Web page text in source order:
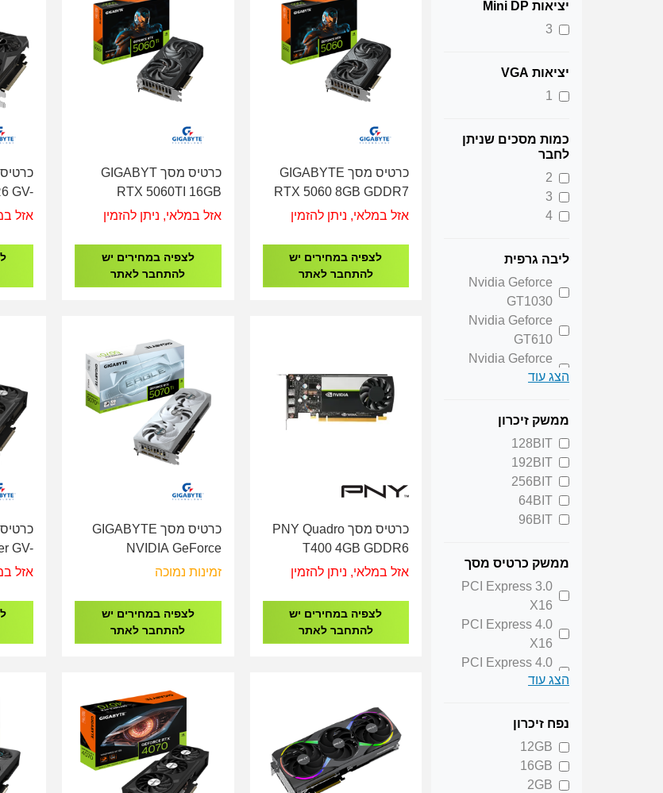
יציאות Mini DP
3
יציאות VGA
1
כמות מסכים שניתן
לחבר
2
3
4
ליבה גרפית
Nvidia Geforce
GT1030
Nvidia Geforce
GT610
Nvidia Geforce
GT730
GTX1050TI
RTX 3050
Nvidia Geforce
RTX 3060
Nvidia Geforce
RTX 3060 TI
Nvidia Geforce
RTX 3070
RTX 4060
Nvidia Geforce
RTX 4060 TI
Nvidia Geforce
הצג עוד
ממשק זיכרון
128BIT
192BIT
256BIT
64BIT
96BIT
ממשק כרטיס מסך
PCI Express 3.0
X16
PCI Express 4.0
X16
PCI Express 4.0
X8
PCI Express 5.0
X16
PCI Express 5.0
X8
הצג עוד
נפח זיכרון
12GB
16GB
2GB
כרטיס מסך GIGABYTE
RTX 5060 8GB GDDR7
GV-N5060WF2OC-8GD
אזל במלאי, ניתן להזמין
לצפיה במחירים יש
להתחבר לאתר
כרטיס מסך GIGABYT
RTX 5060TI 16GB
WindForce 2 GV-
אזל במלאי, ניתן להזמין
לצפיה במחירים יש
להתחבר לאתר
GV-
6GD
אזל
כרטיס מסך PNY Quadro
T400 4GB GDDR6
אזל במלאי, ניתן להזמין
לצפיה במחירים יש
להתחבר לאתר
כרטיס מסך GIGABYTE
NVIDIA GeForce
RTX5070Ti 16GB
Eagle Series
זמינות נמוכה
לצפיה במחירים יש
להתחבר לאתר
GV-
אזל